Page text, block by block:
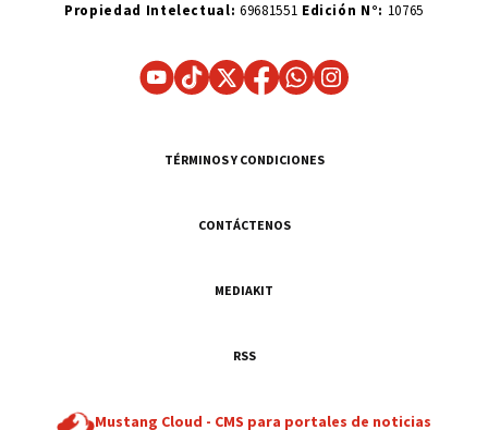
Propiedad Intelectual: 69681551 Edición N°: 10765
TÉRMINOS Y CONDICIONES
CONTÁCTENOS
MEDIAKIT
RSS
Mustang Cloud - CMS para portales de noticias